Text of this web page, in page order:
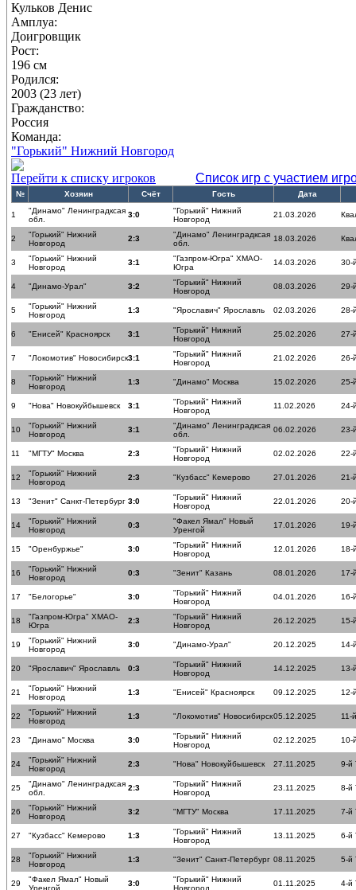
Кульков Денис
Амплуа:
Доигровщик
Рост:
196 см
Родился:
2003 (23 лет)
Гражданство:
Россия
Команда:
"Горький" Нижний Новгород
Перейти к списку игроков
Список игр с участием
№ Хозяин Счёт Гость Дата
1
"Динамо" Ленинградксая
обл.
3:0
"Горький" Нижний
Новгород
21.03.2026
2
"Горький" Нижний
Новгород
2:3
"Динамо" Ленинградксая
обл.
18.03.2026
3
"Горький" Нижний
Новгород
3:1
"Газпром-Югра" ХМАО-
Югра
14.03.2026 30-
4 "Динамо-Урал" 3:2
"Горький" Нижний
Новгород
08.03.2026 29-
5
"Горький" Нижний
Новгород
1:3 "Ярославич" Ярославль 02.03.2026 28-
6 "Енисей" Красноярск 3:1
"Горький" Нижний
Новгород
25.02.2026 27-
7 "Локомотив" Новосибирск3:1
"Горький" Нижний
Новгород
21.02.2026 26-
8
"Горький" Нижний
Новгород
1:3 "Динамо" Москва 15.02.2026 25-
9 "Нова" Новокуйбышевск 3:1
"Горький" Нижний
Новгород
11.02.2026 24-
10
"Горький" Нижний
Новгород
3:1
"Динамо" Ленинградксая
обл.
06.02.2026 23-
11 "МГТУ" Москва 2:3
"Горький" Нижний
Новгород
02.02.2026 22-
12
"Горький" Нижний
Новгород
2:3 "Кузбасс" Кемерово 27.01.2026 21-
13 "Зенит" Санкт-Петербург 3:0
"Горький" Нижний
Новгород
22.01.2026 20-
14
"Горький" Нижний
Новгород
0:3
"Факел Ямал" Новый
Уренгой
17.01.2026 19-
15 "Оренбуржье" 3:0
"Горький" Нижний
Новгород
12.01.2026 18-
16
"Горький" Нижний
Новгород
0:3 "Зенит" Казань 08.01.2026 17-
17 "Белогорье" 3:0
"Горький" Нижний
Новгород
04.01.2026 16-
18
"Газпром-Югра" ХМАО-
Югра
2:3
"Горький" Нижний
Новгород
26.12.2025 15-
19
"Горький" Нижний
Новгород
3:0 "Динамо-Урал" 20.12.2025 14-
20 "Ярославич" Ярославль 0:3
"Горький" Нижний
Новгород
14.12.2025 13-
21
"Горький" Нижний
Новгород
1:3 "Енисей" Красноярск 09.12.2025 12-
22
"Горький" Нижний
Новгород
1:3 "Локомотив" Новосибирск05.12.2025 11-
23 "Динамо" Москва 3:0
"Горький" Нижний
Новгород
02.12.2025 10-
24
"Горький" Нижний
Новгород
2:3 "Нова" Новокуйбышевск 27.11.2025 9-й
25
"Динамо" Ленинградксая
обл.
2:3
"Горький" Нижний
Новгород
23.11.2025 8-й
26
"Горький" Нижний
Новгород
3:2 "МГТУ" Москва 17.11.2025 7-й
27 "Кузбасс" Кемерово 1:3
"Горький" Нижний
Новгород
13.11.2025 6-й
28
"Горький" Нижний
Новгород
1:3 "Зенит" Санкт-Петербург 08.11.2025 5-й
29
"Факел Ямал" Новый
Уренгой
3:0
"Горький" Нижний
Новгород
01.11.2025 4-й